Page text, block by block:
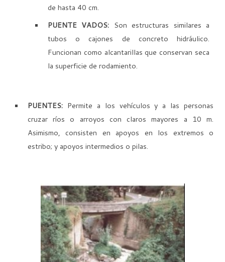
de hasta 40 cm.
PUENTE VADOS: Son estructuras similares a
tubos o cajones de concreto hidráulico.
Funcionan como alcantarillas que conservan seca
la superficie de rodamiento.
PUENTES: Permite a los vehículos y a las personas
cruzar ríos o arroyos con claros mayores a 10 m.
Asimismo, consisten en apoyos en los extremos o
estribo; y apoyos intermedios o pilas.